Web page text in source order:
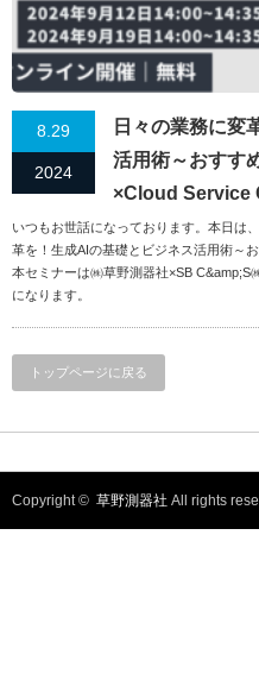
8.29
2024
日々の業務に変
活用術～おすす
×Cloud Service
いつもお世話になっております。本日は
革を！生成AIの基礎とビジネス活用術～
本セミナーは㈱草野測器社×SB C&amp;S
になります。
トップページに戻る
Copyright © 草野測器社 All rights